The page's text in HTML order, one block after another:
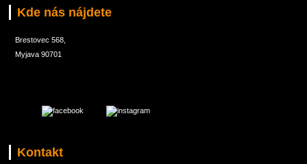
Kde nás nájdete
Brestovec 568,
Myjava 90701
Kontakt